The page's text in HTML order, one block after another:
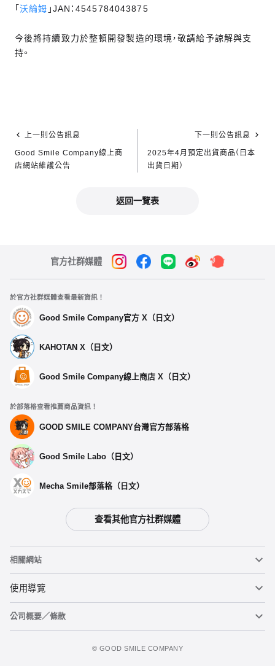
「沃綸姆 」JAN：4545784043875
今後將持續致力於整頓開發製造的環境，敬請給予諒解與支
持。
上一則公告訊息
Good Smile Company線上商
店網站維護公告
下一則公告訊息
2025年4月預定出貨商品（日本
出貨日期）
返回一覽表
官方社群媒體
於官方社群媒體查看最新資訊！
Good Smile Company官方 X（日文）
KAHOTAN X（日文）
Good Smile Company線上商店 X（日文）
於部落格查看推薦商品資訊！
GOOD SMILE COMPANY台灣官方部落格
Good Smile Labo（日文）
Mecha Smile部落格（日文）
查看其他官方社群媒體
相關網站
黏土人
黏土人臉部製造機（英文）
使用導覽
重要公告
公司概要／條款
©️ GOOD SMILE COMPANY